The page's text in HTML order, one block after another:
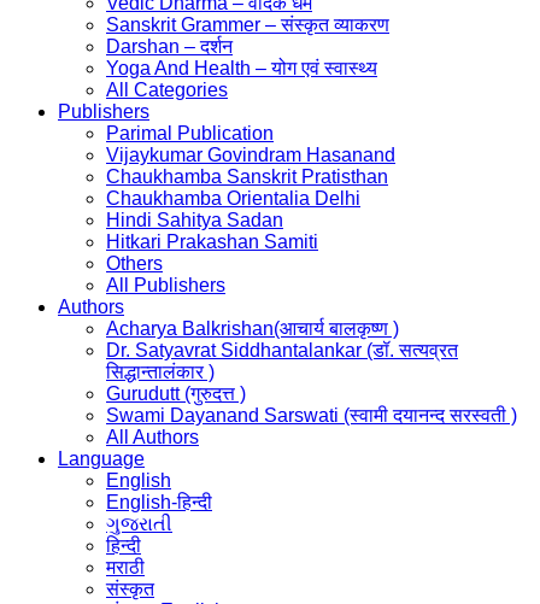
Sanskrit Grammer – संस्कृत व्याकरण
Darshan – दर्शन
Yoga And Health – योग एवं स्वास्थ्य
All Categories
Publishers
Parimal Publication
Vijaykumar Govindram Hasanand
Chaukhamba Sanskrit Pratisthan
Chaukhamba Orientalia Delhi
Hindi Sahitya Sadan
Hitkari Prakashan Samiti
Others
All Publishers
Authors
Acharya Balkrishan(आचार्य बालकृष्ण )
Dr. Satyavrat Siddhantalankar (डॉ. सत्यव्रत
सिद्धान्तालंकार )
Gurudutt (गुरुदत्त )
Swami Dayanand Sarswati (स्वामी दयानन्द सरस्वती )
All Authors
Language
English
English-हिन्दी
ગુજરાતી
हिन्दी
मराठी
संस्कृत